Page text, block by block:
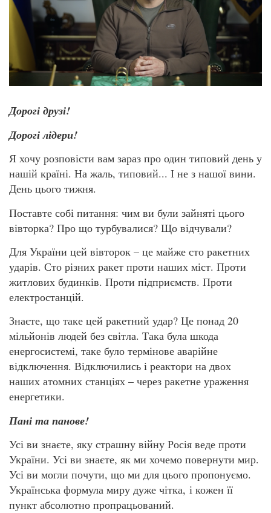
Дорогі друзі!
Дорогі лідери!
Я хочу розповісти вам зараз про один типовий день у
нашій країні. На жаль, типовий... І не з нашої вини.
День цього тижня.
Поставте собі питання: чим ви були зайняті цього
вівторка? Про що турбувалися? Що відчували?
Для України цей вівторок – це майже сто ракетних
ударів. Сто різних ракет проти наших міст. Проти
житлових будинків. Проти підприємств. Проти
електростанцій.
Знаєте, що таке цей ракетний удар? Це понад 20
мільйонів людей без світла. Така була шкода
енергосистемі, таке було термінове аварійне
відключення. Відключились і реактори на двох
наших атомних станціях – через ракетне ураження
енергетики.
Пані та панове!
Усі ви знаєте, яку страшну війну Росія веде проти
України. Усі ви знаєте, як ми хочемо повернути мир.
Усі ви могли почути, що ми для цього пропонуємо.
Українська формула миру дуже чітка, і кожен її
пункт абсолютно пропрацьований.